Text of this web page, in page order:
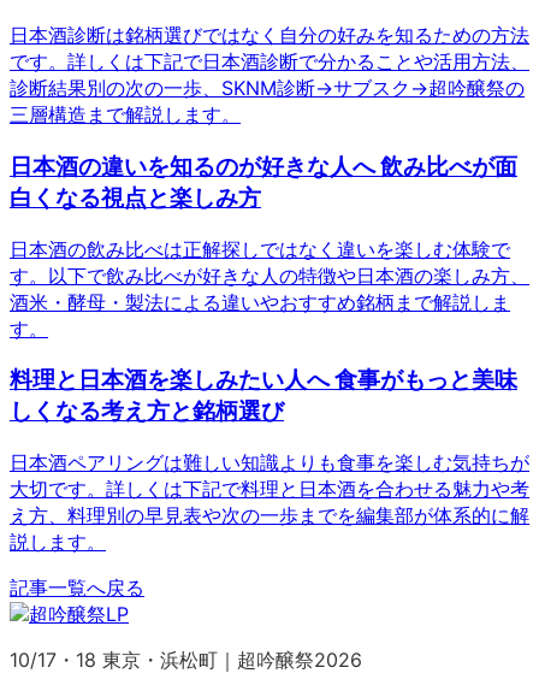
日本酒診断は銘柄選びではなく自分の好みを知るための方法
です。詳しくは下記で日本酒診断で分かることや活用方法、
診断結果別の次の一歩、SKNM診断→サブスク→超吟醸祭の
三層構造まで解説します。
日本酒の違いを知るのが好きな人へ 飲み比べが面
白くなる視点と楽しみ方
日本酒の飲み比べは正解探しではなく違いを楽しむ体験で
す。以下で飲み比べが好きな人の特徴や日本酒の楽しみ方、
酒米・酵母・製法による違いやおすすめ銘柄まで解説しま
す。
料理と日本酒を楽しみたい人へ 食事がもっと美味
しくなる考え方と銘柄選び
日本酒ペアリングは難しい知識よりも食事を楽しむ気持ちが
大切です。詳しくは下記で料理と日本酒を合わせる魅力や考
え方、料理別の早見表や次の一歩までを編集部が体系的に解
説します。
記事一覧へ戻る
10/17・18 東京・浜松町｜超吟醸祭2026